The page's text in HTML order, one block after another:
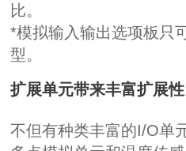
比。
*模拟输入输出选项板只
型。
扩展单元带来丰富扩展性
不但有种类丰富的I/O单